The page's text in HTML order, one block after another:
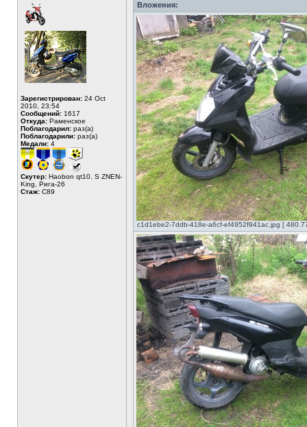
Зарегистрирован: 24 Oct
2010, 23:54
Сообщений: 1617
Откуда: Раменское
Поблагодарил: раз(а)
Поблагодарили: раз(а)
Медали: 4
Скутер: Haobon qt10, S ZNEN-
King, Рига-26
Стаж: C89
Вложения:
c1d1ebe2-7ddb-418e-a6cf-ef4952f941ac.jpg [